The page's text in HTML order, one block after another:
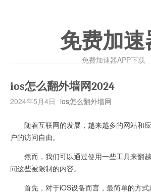
免费加速
免费加速器APP下载
ios怎么翻外墙网2024
2024年5月4日 ios怎么翻外墙网
随着互联网的发展，越来越多的网站和
户的访问自由。
然而，我们可以通过使用一些工具来翻
问这些被限制的内容。
首先，对于iOS设备而言，最简单的方式